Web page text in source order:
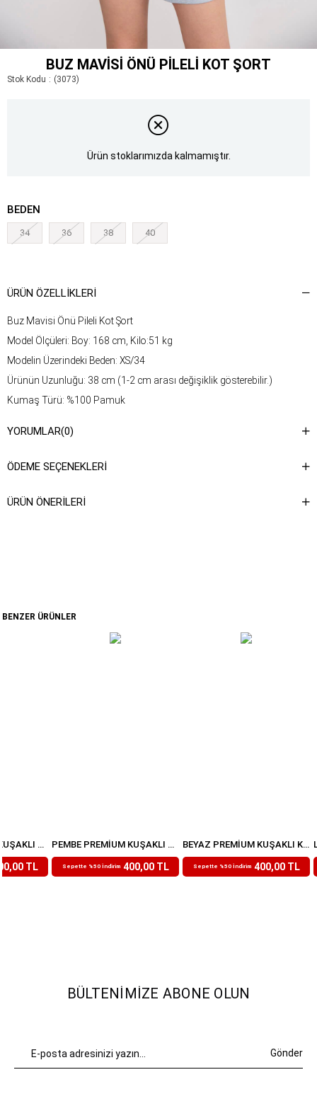
BUZ MAVISI ÖNÜ PILELI KOT ŞORT
Stok Kodu (3073)
Ürün stoklarımızda kalmamıştır.
BEDEN
34 36 38 40
ÜRÜN ÖZELLIKLERI
Buz Mavisi Önü Pileli Kot Şort
Model Ölçüleri: Boy: 168 cm, Kilo:51 kg
Modelin Üzerindeki Beden: XS/34
Ürünün Uzunluğu: 38 cm (1-2 cm arası değişiklik gösterebilir.)
Kumaş Türü: %100 Pamuk
talimatına ulaşabilirsiniz.
YORUMLAR(0)
ÖDEME SEÇENEKLERI
ÜRÜN ÖNERILERI
BENZER ÜRÜNLER
BORDO PREMIUM KUŞAKLI KETEN ŞORT
TL
PEMBE PREMIUM KUŞAKLI KETEN ŞORT
₺799,99
Sepette %50 İndirim 400,00 TL
BEYAZ PREMIUM KUŞAKLI KETEN ŞORT
₺799,99
Sepette %50 İndirim 400,00 TL
BÜLTENIMIZE ABONE OLUN
Gönder